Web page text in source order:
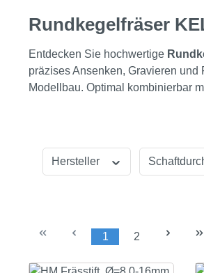
Rundkegelfräser
Entdecken Sie hochwertige
präzises Ansenken, Gravieren
Modellbau. Optimal kombinierbar
Hersteller
Seite
1
Seite
2